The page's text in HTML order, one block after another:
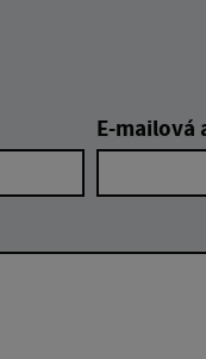
E-mailová